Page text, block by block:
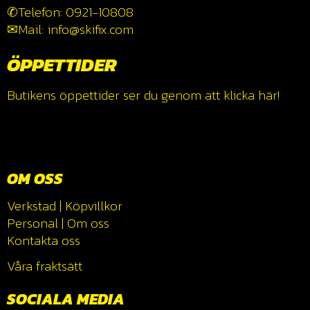
✆Telefon: 0921-10808
✉Mail: info@skifix.com
ÖPPETTIDER
Butikens öppettider ser du genom att klicka här!
OM OSS
Verkstad | Köpvillkor
Personal| Om oss
Kontakta oss
Våra fraktsätt
SOCIALA MEDIA